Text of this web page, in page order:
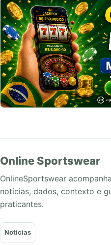
Online Sportswear
OnlineSportswear
notícias, dados, contexto e
praticantes.
Notícias